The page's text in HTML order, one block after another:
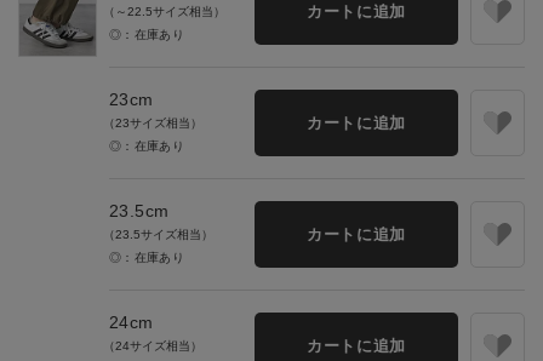
（～22.5サイズ相当）
◎：在庫あり
カートに追加
23cm
（23サイズ相当）
◎：在庫あり
カートに追加
23.5cm
（23.5サイズ相当）
◎：在庫あり
カートに追加
24cm
（24サイズ相当）
カートに追加